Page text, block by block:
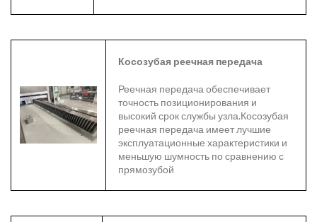
Косозубая реечная передача
Реечная передача обеспечивает
точность позиционирования и
высокий срок службы узла.Косозубая
реечная передача имеет лучшие
эксплуатационные характеристики и
меньшую шумность по сравнению с
прямозубой